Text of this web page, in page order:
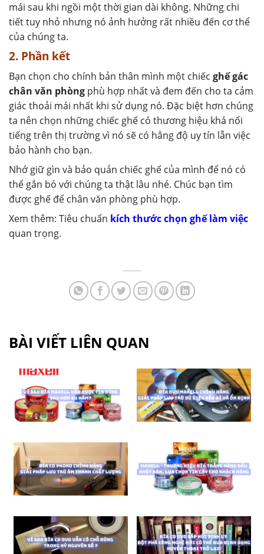
mái sau khi ngồi một thời gian dài không. Những chi
tiết tuy nhỏ nhưng nó ảnh hưởng rất nhiều đến cơ thể
của chúng ta.
2. Phần kết
Bạn chọn cho chính bản thân mình một chiếc ghế gác
chân văn phòng phù hợp nhất và đem đến cho ta cảm
giác thoải mái nhất khi sử dụng nó. Đặc biệt hơn chúng
ta nên chọn những chiếc ghế có thương hiệu khá nổi
tiếng trên thị trường vì nó sẽ có hẳng độ uy tín lẫn việc
bảo hành cho bạn.
Nhớ giữ gìn và bảo quản chiếc ghế của mình để nó có
thể gắn bó với chúng ta thật lâu nhé. Chúc bạn tìm
được ghế để chân văn phòng phù hợp.
Xem thêm: Tiêu chuẩn kích thước chọn ghế làm việc
quan trọng.
BÀI VIẾT LIÊN QUAN